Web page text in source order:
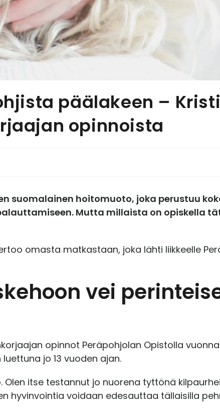
päälakeen –
opinnoista
suomalainen hoitomuoto, joka perustuu
Mutta millaista on opiskella
omasta matkastaan, joka lähti liikkeelle
vei
opinnot Peräpohjolan Opistolla
jo 13 vuoden ajan.
Olen itse testannut jo nuorena tyttönä
hyvinvointia voidaan edesauttaa tällaisilla